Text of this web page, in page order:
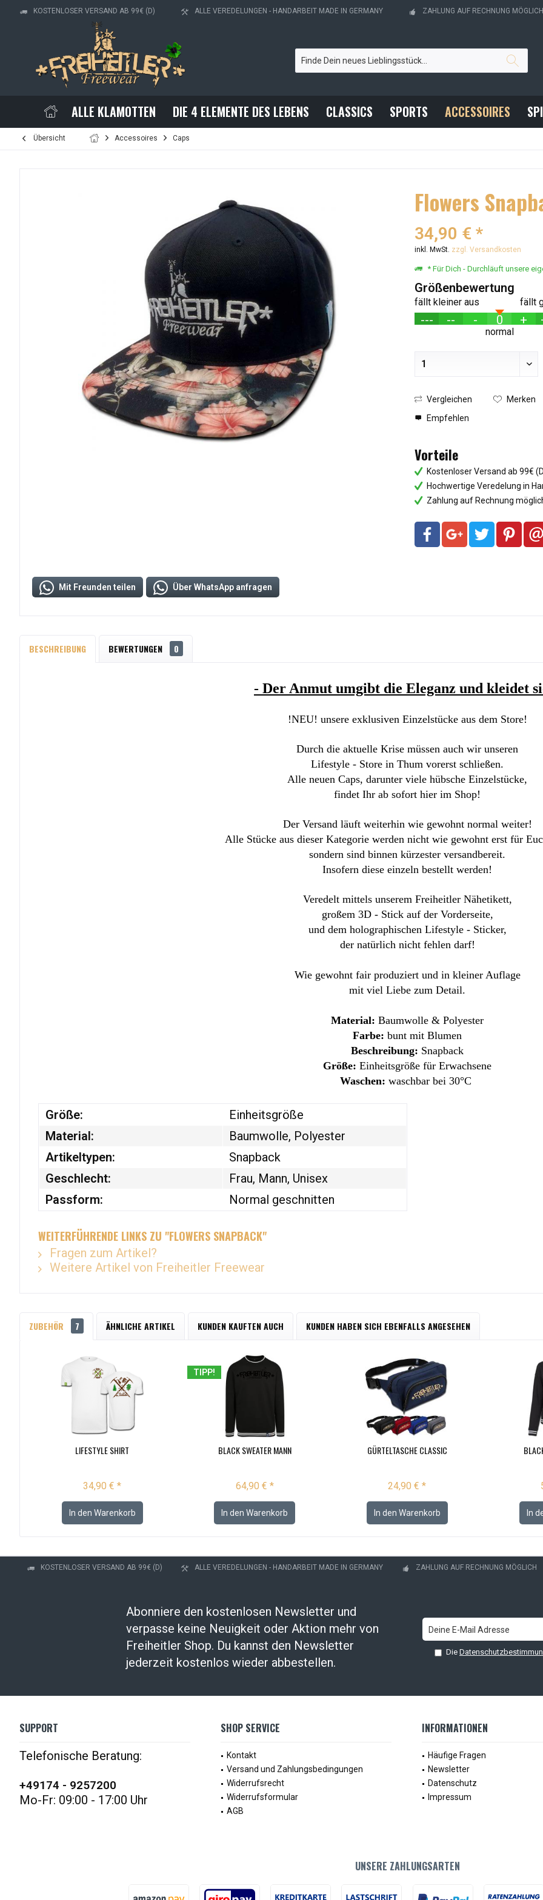
KOSTENLOSER VERSAND AB 99€ (D) ALLE VEREDELUNGEN - HANDARBEIT MADE IN GERMANY ZAHLUNG AUF RECHNUNG MÖGLICH
ALLE KLAMOTTEN DIE 4 ELEMENTE DES LEBENS CLASSICS SPORTS ACCESSOIRES
Übersicht Accessoires Caps
Flowers
34,90 € *
inkl. MwSt. zzgl. Versandkosten
* Für Dich - Durchläuft unsere
Größenbewertung
fällt
fällt kleiner aus
--- -- - 0 +
normal
Vergleichen
Merken
Empfehlen
Vorteile
Kostenloser Versand ab 99€
Hochwertige Veredelung in
Zahlung auf Rechnung
Mit Freunden teilen Über WhatsApp anfragen
BESCHREIBUNG BEWERTUNGEN 0
- Der Anmut umgibt die Eleganz und kleidet
!NEU! unsere exklusiven Einzelstücke aus dem Store!
Durch die aktuelle Krise müssen auch wir unseren
Lifestyle - Store in Thum vorerst schließen.
Alle neuen Caps, darunter viele hübsche Einzelstücke,
findet Ihr ab sofort hier im Shop!
Der Versand läuft weiterhin wie gewohnt normal weiter!
Alle Stücke aus dieser Kategorie werden nicht wie gewohnt erst für
sondern sind binnen kürzester versandbereit.
Insofern diese einzeln bestellt werden!
Veredelt mittels unserem Freiheitler Nähetikett,
großem 3D - Stick auf der Vorderseite,
und dem holographischen Lifestyle - Sticker,
der natürlich nicht fehlen darf!
Wie gewohnt fair produziert und in kleiner Auflage
mit viel Liebe zum Detail.
Material: Baumwolle & Polyester
Farbe: bunt mit Blumen
Beschreibung: Snapback
Größe: Einheitsgröße für Erwachsene
Waschen: waschbar bei 30°C
Größe:
Einheitsgröße
Material:
Baumwolle, Polyester
Artikeltypen:
Snapback
Geschlecht:
Frau, Mann, Unisex
Passform:
Normal geschnitten
WEITERFÜHRENDE LINKS ZU "FLOWERS SNAPBACK"
Fragen zum Artikel?
Weitere Artikel von Freiheitler Freewear
ZUBEHÖR 7 ÄHNLICHE ARTIKEL KUNDEN KAUFTEN AUCH KUNDEN HABEN SICH EBENFALLS ANGESEHEN
LIFESTYLE SHIRT
34,90 € *
In den Warenkorb
TIPP!
BLACK SWEATER MANN
64,90 € *
In den Warenkorb
GÜRTELTASCHE CLASSIC
24,90 € *
In den Warenkorb In
KOSTENLOSER VERSAND AB 99€ (D) ALLE VEREDELUNGEN - HANDARBEIT MADE IN GERMANY ZAHLUNG AUF RECHNUNG MÖGLICH
Abonniere den kostenlosen Newsletter und
verpasse keine Neuigkeit oder Aktion mehr von
Freiheitler Shop. Du kannst den Newsletter
jederzeit kostenlos wieder abbestellen.
Die
SUPPORT
Telefonische Beratung:
+49174 - 9257200
Mo-Fr: 09:00 - 17:00 Uhr
SHOP SERVICE
Kontakt
Versand und Zahlungsbedingungen
Widerrufsrecht
Widerrufsformular
AGB
INFORMATIONEN
Häufige Fragen
Newsletter
Datenschutz
Impressum
UNSERE ZAHLUNGSARTEN